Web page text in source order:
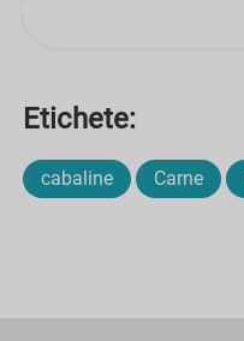
Etichete:
cabaline Carne